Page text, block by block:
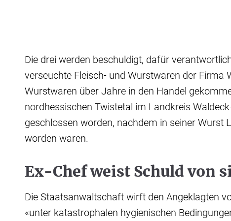
Die drei werden beschuldigt, dafür
verseuchte Fleisch- und Wurstwaren der Firma
Wurstwaren über Jahre in den Handel
nordhessischen Twistetal im Landkreis
geschlossen worden, nachdem in seiner Wurst
worden waren.
Ex-Chef weist Schuld von
Die Staatsanwaltschaft wirft den Angeklagten
«unter katastrophalen hygienischen